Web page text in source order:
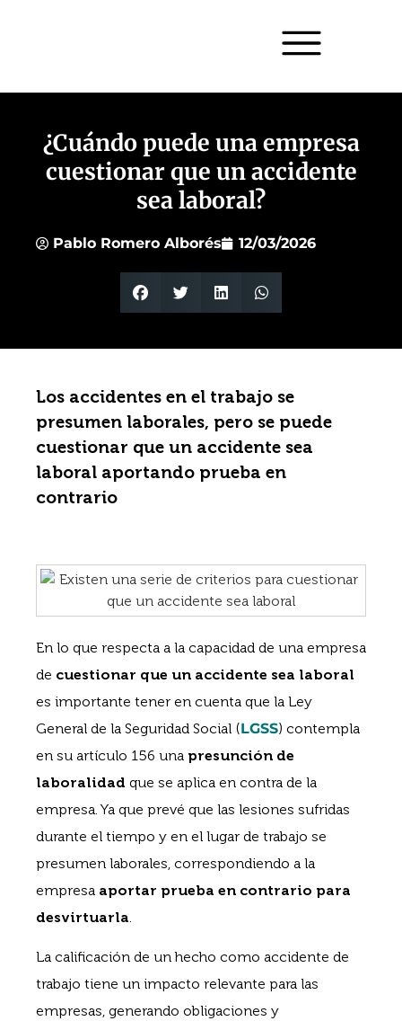
¿Cuándo puede una empresa
cuestionar que un accidente
sea laboral?
Pablo Romero Alborés 12/03/2026
Los accidentes en el trabajo se
presumen laborales, pero se puede
cuestionar que un accidente sea
laboral aportando prueba en
contrario
En lo que respecta a la capacidad de una empresa
de cuestionar que un accidente sea laboral
es importante tener en cuenta que la Ley
General de la Seguridad Social (LGSS) contempla
en su artículo 156 una presunción de
laboralidad que se aplica en contra de la
empresa. Ya que prevé que las lesiones sufridas
durante el tiempo y en el lugar de trabajo se
presumen laborales, correspondiendo a la
empresa aportar prueba en contrario para
desvirtuarla.
La calificación de un hecho como accidente de
trabajo tiene un impacto relevante para las
empresas, generando obligaciones y